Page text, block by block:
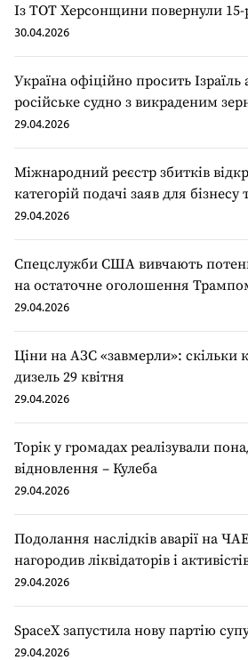
Із ТОТ Херсонщини повернули 15-
30.04.2026
Україна офіційно просить
російське судно з викраденим
29.04.2026
Міжнародний реєстр збитків
категорій подачі заяв для бізнесу
29.04.2026
Спецслужби США вивчають
на остаточне оголошення
29.04.2026
Ціни на АЗС «завмерли»: скільки
дизель 29 квітня
29.04.2026
Торік у громадах реалізували
відновлення – Кулеба
29.04.2026
Подолання наслідків аварії на
нагородив ліквідаторів і
29.04.2026
SpaceX запустила нову партію
29.04.2026